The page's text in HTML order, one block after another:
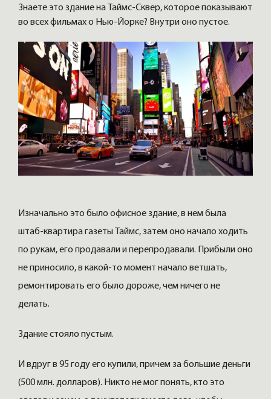
Знаете это здание на Таймс-Сквер, которое показывают
во всех фильмах о Нью-Йорке? Внутри оно пустое.
Изначально это было офисное здание, в нем была
штаб-квартира газеты Таймс, затем оно начало ходить
по рукам, его продавали и перепродавали. Прибыли оно
не приносило, в какой-то момент начало ветшать,
ремонтировать его было дороже, чем ничего не
делать.
Здание стояло пустым.
И вдруг в 95 году его купили, причем за большие деньги
(500 млн. долларов). Никто не мог понять, кто это